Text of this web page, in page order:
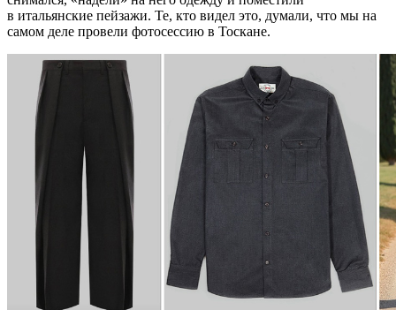
в итальянские пейзажи. Те, кто видел это, думали, что мы на
самом деле провели фотосессию в Тоскане.